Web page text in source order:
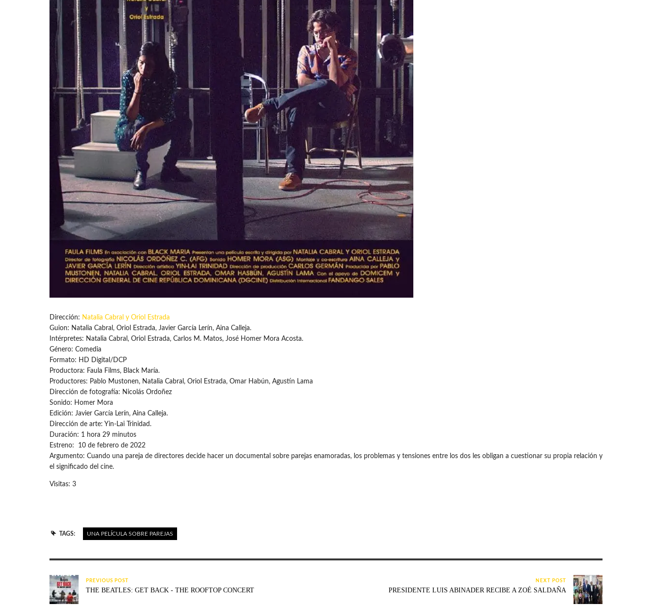
Dirección: Natalia Cabral y Oriol Estrada
Guion: Natalia Cabral, Oriol Estrada, Javier García Lerín, Aina Calleja.
Intérpretes: Natalia Cabral, Oriol Estrada, Carlos M. Matos, José Homer Mora Acosta.
Género: Comedia
Formato: HD Digital/DCP
Productora: Faula Films, Black María.
Productores: Pablo Mustonen, Natalia Cabral, Oriol Estrada, Omar Habún, Agustín Lama
Dirección de fotografía: Nicolás Ordoñez
Sonido: Homer Mora
Edición: Javier García Lerín, Aina Calleja.
Dirección de arte: Yin-Lai Trinidad.
Duración: 1 hora 29 minutos
Estreno: 10 de febrero de 2022
Argumento: Cuando una pareja de directores decide hacer un documental sobre parejas enamoradas, los problemas y tensiones entre los dos les obligan a cuestionar su propia relación y
el significado del cine.
Visitas: 3
TAGS: UNA PELÍCULA SOBRE PAREJAS
PREVIOUS POST
THE BEATLES: GET BACK - THE ROOFTOP CONCERT
NEXT POST
PRESIDENTE LUIS ABINADER RECIBE A ZOÉ SALDAÑA